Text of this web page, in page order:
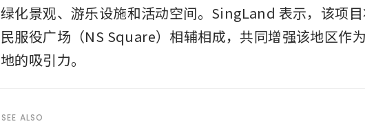
绿化景观、游乐设施和活动空间。SingLand 表示，该项
民服役广场（NS Square）相辅相成，共同增强该地区作
地的吸引力。
SEE ALSO